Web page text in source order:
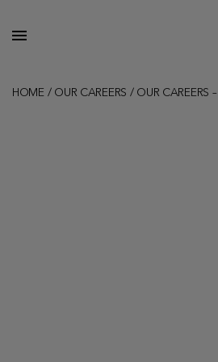
HOME/ OUR CAREERS / OUR CAREERS –